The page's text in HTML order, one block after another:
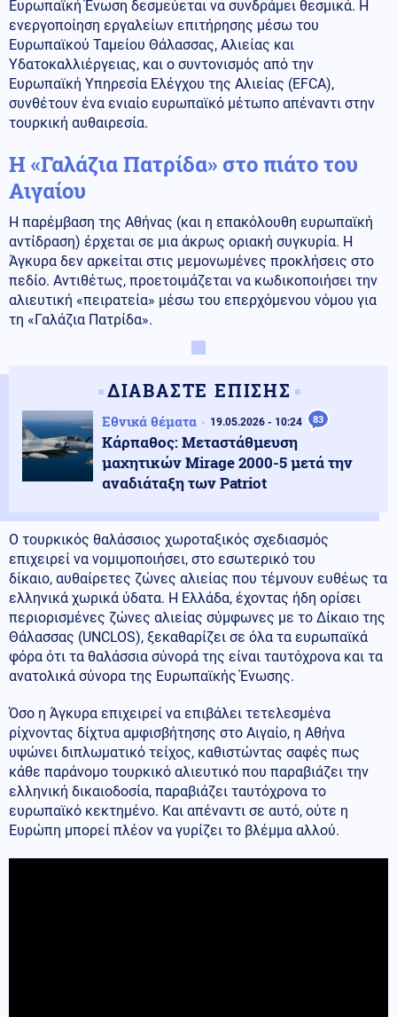
Ευρωπαϊκή Ένωση δεσμεύεται να συνδράμει θεσμικά. Η
ενεργοποίηση εργαλείων επιτήρησης μέσω του
Ευρωπαϊκού Ταμείου Θάλασσας, Αλιείας και
Υδατοκαλλιέργειας, και ο συντονισμός από την
Ευρωπαϊκή Υπηρεσία Ελέγχου της Αλιείας (EFCA),
συνθέτουν ένα ενιαίο ευρωπαϊκό μέτωπο απέναντι στην
τουρκική αυθαιρεσία.
Η «Γαλάζια Πατρίδα» στο πιάτο του
Αιγαίου
Η παρέμβαση της Αθήνας (και η επακόλουθη ευρωπαϊκή
αντίδραση) έρχεται σε μια άκρως οριακή συγκυρία. Η
Άγκυρα δεν αρκείται στις μεμονωμένες προκλήσεις στο
πεδίο. Αντιθέτως, προετοιμάζεται να κωδικοποιήσει την
αλιευτική «πειρατεία» μέσω του επερχόμενου νόμου για
τη «Γαλάζια Πατρίδα».
ΔΙΑΒΑΣΤΕ ΕΠΙΣΗΣ
Εθνικά θέματα 19.05.2026 - 10:24 83
Κάρπαθος: Μεταστάθμευση
μαχητικών Mirage 2000-5 μετά την
αναδιάταξη των Patriot
Ο τουρκικός θαλάσσιος χωροταξικός σχεδιασμός
επιχειρεί να νομιμοποιήσει, στο εσωτερικό του
δίκαιο, αυθαίρετες ζώνες αλιείας που τέμνουν ευθέως τα
ελληνικά χωρικά ύδατα. Η Ελλάδα, έχοντας ήδη ορίσει
περιορισμένες ζώνες αλιείας σύμφωνες με το Δίκαιο της
Θάλασσας (UNCLOS), ξεκαθαρίζει σε όλα τα ευρωπαϊκά
φόρα ότι τα θαλάσσια σύνορά της είναι ταυτόχρονα και τα
ανατολικά σύνορα της Ευρωπαϊκής Ένωσης.
Όσο η Άγκυρα επιχειρεί να επιβάλει τετελεσμένα
ρίχνοντας δίχτυα αμφισβήτησης στο Αιγαίο, η Αθήνα
υψώνει διπλωματικό τείχος, καθιστώντας σαφές πως
κάθε παράνομο τουρκικό αλιευτικό που παραβιάζει την
ελληνική δικαιοδοσία, παραβιάζει ταυτόχρονα το
ευρωπαϊκό κεκτημένο. Και απέναντι σε αυτό, ούτε η
Ευρώπη μπορεί πλέον να γυρίζει το βλέμμα αλλού.